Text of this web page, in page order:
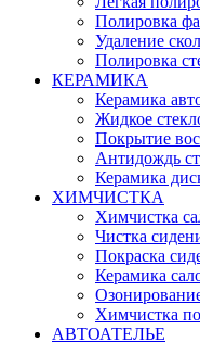
Полировка
Удаление
Полировка
КЕРАМИКА
Керамика
Жидкое
Покрытие
Антидождь
Керамика
ХИМЧИСТКА
Химчистка
Чистка
Покраска
Керамика
Химчистка
АВТОАТЕЛЬЕ